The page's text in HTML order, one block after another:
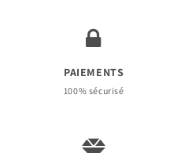
PAIEMENTS
100% sécurisé